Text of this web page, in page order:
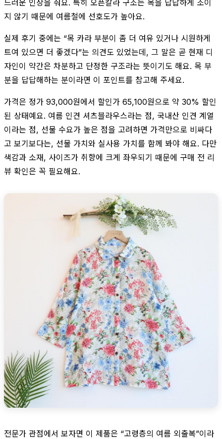
드러운 인상을 줘요. 특히 오픈칼라 구조는 목을 답답하게 조이
지 않기 때문에 여름철에 선호도가 높아요.
실제 후기 중에는 “목 카라 부분이 좀 더 여유 있거나 시원하게
트여 있으면 더 좋겠다”는 의견도 있었는데, 그 말은 곧 현재 디
자인이 약간은 차분하고 단정한 구조라는 뜻이기도 해요. 목 부
분을 답답해하는 분이라면 이 포인트를 참고해 주세요.
가격은 정가 93,000원에서 할인가 65,100원으로 약 30% 할인
된 상태예요. 여름 인견 셔츠블라우스라는 점, 국내산 인견 계열
이라는 점, 선물 수요가 높은 점을 고려하면 가격만으로 비싸다
고 보기보다는, 선물 가치와 실사용 가치를 함께 봐야 해요. 다만
색감과 소재, 사이즈가 취향에 크게 좌우되기 때문에 구매 전 리
뷰 확인은 꼭 필요해요.
전문가 관점에서 보자면 이 제품은 “고령층의 여름 외출복”이라